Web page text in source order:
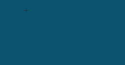
لتسوية المنازعات